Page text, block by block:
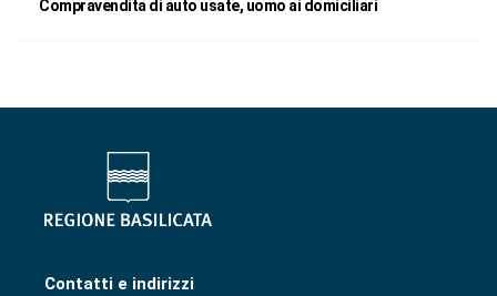
Compravendita di auto usate, uomo ai domiciliari
Contatti e indirizzi